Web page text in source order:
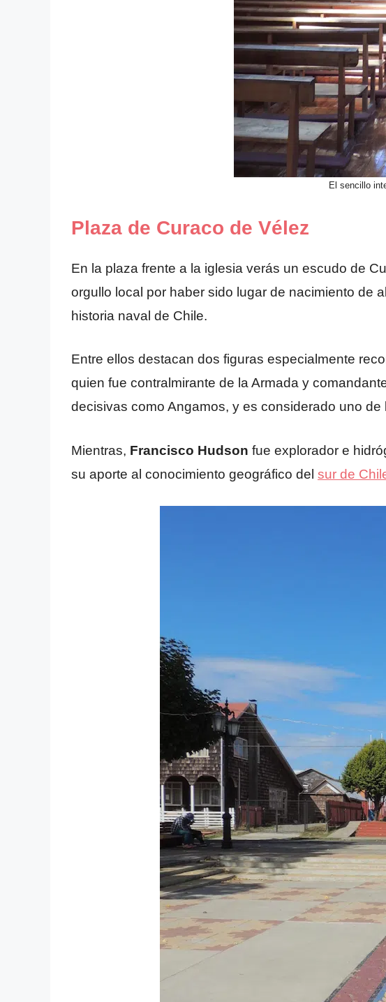
El sencillo
Plaza de Curaco de Vélez
En la plaza frente a la iglesia verás un escudo de
orgullo local por haber sido lugar de nacimiento de
historia naval de Chile.
Entre ellos destacan dos figuras especialmente
quien fue contralmirante de la Armada y
decisivas como Angamos, y es considerado uno
Mientras, Francisco Hudson fue explorador e
su aporte al conocimiento geográfico del sur de